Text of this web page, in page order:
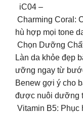
iC04 –
Charming Coral:
hù hợp mọi tone
Chọn Dưỡng
Làn da khỏe đẹp
ưỡng ngay từ
Benew gợi ý cho
được nuôi dưỡng
Vitamin B5: Phục